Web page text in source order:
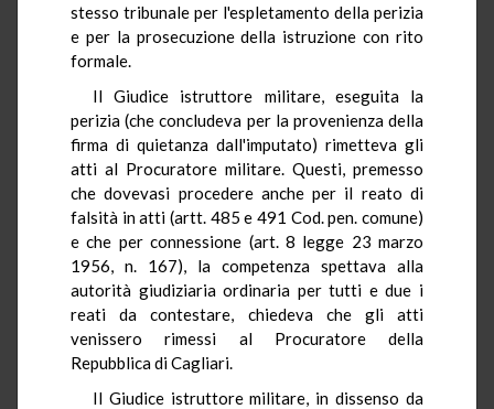
stesso tribunale per l'espletamento della perizia
e per la prosecuzione della istruzione con rito
formale.
Il Giudice istruttore militare, eseguita la
perizia (che concludeva per la provenienza della
firma di quietanza dall'imputato) rimetteva gli
atti al Procuratore militare. Questi, premesso
che dovevasi procedere anche per il reato di
falsità in atti (artt. 485 e 491 Cod. pen. comune)
e che per connessione (art. 8 legge 23 marzo
1956, n. 167), la competenza spettava alla
autorità giudiziaria ordinaria per tutti e due i
reati da contestare, chiedeva che gli atti
venissero rimessi al Procuratore della
Repubblica di Cagliari.
Il Giudice istruttore militare, in dissenso da